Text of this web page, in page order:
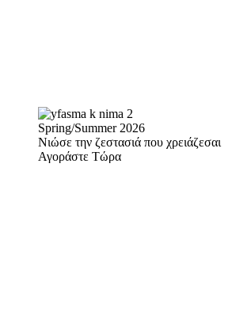
Spring/Summer 2026
Νιώσε την ζεστασιά που χρειάζεσαι
Αγοράστε Τώρα